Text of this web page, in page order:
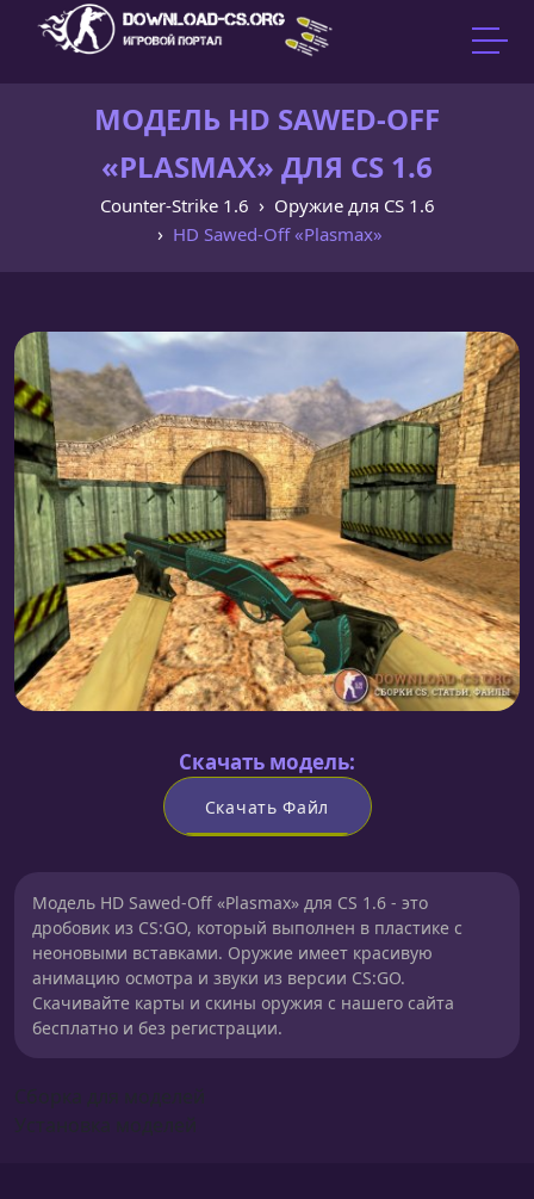
МОДЕЛЬ HD SAWED-OFF
«PLASMAX» ДЛЯ CS 1.6
Counter-Strike 1.6
Оружие для CS 1.6
HD Sawed-Off «Plasmax»
Скачать модель:
Скачать Файл
Модель HD Sawed-Off «Plasmax» для CS 1.6 - это
дробовик из CS:GO, который выполнен в пластике с
неоновыми вставками. Оружие имеет красивую
анимацию осмотра и звуки из версии CS:GO.
Скачивайте карты и скины оружия с нашего сайта
бесплатно и без регистрации.